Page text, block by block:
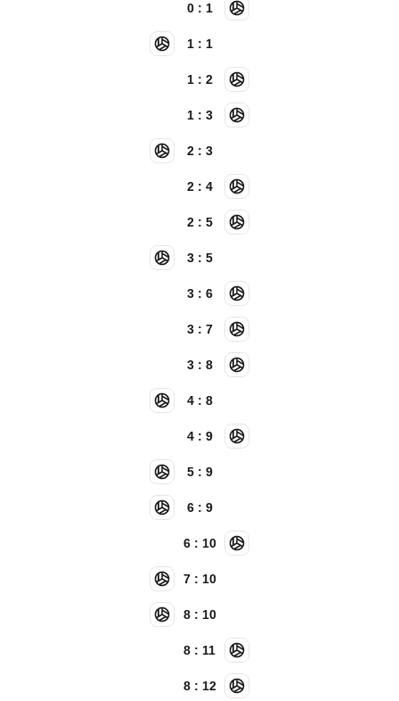
0 : 1
1 : 1
1 : 2
1 : 3
2 : 3
2 : 4
2 : 5
3 : 5
3 : 6
3 : 7
3 : 8
4 : 8
4 : 9
5 : 9
6 : 9
6 : 10
7 : 10
8 : 10
8 : 11
8 : 12